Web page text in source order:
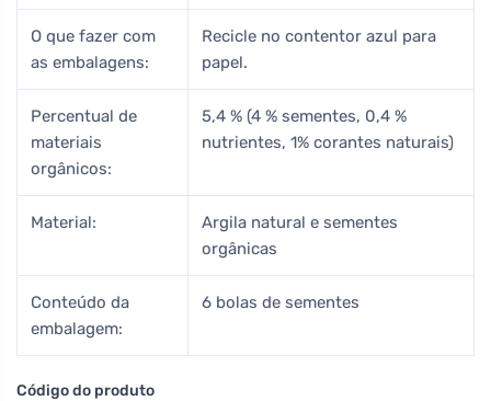
O que fazer com
as embalagens:
Recicle no contentor azul para
papel.
Percentual de
materiais
orgânicos:
5,4 % (4 % sementes, 0,4 %
nutrientes, 1% corantes naturais)
Material:
Argila natural e sementes
orgânicas
Conteúdo da
embalagem:
6 bolas de sementes
Código do produto